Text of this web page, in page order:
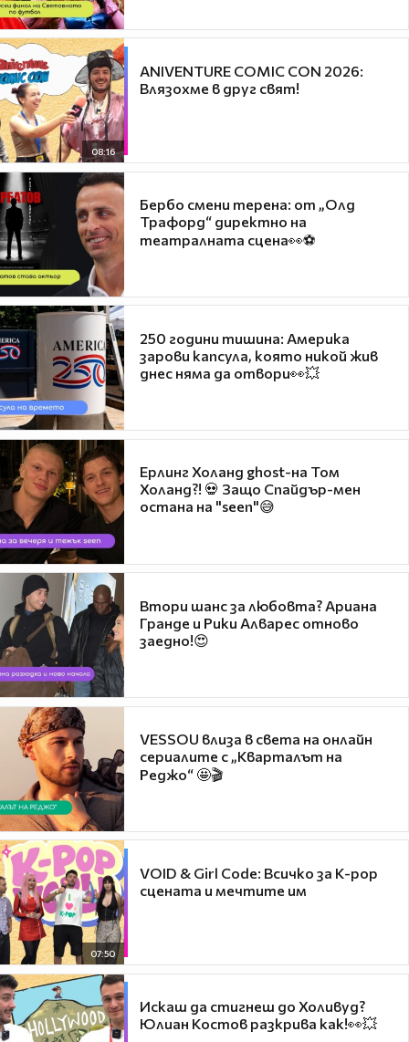
08:16
ANIVENTURE COMIC CON 2026:
Влязохме в друг свят!
Бербо смени терена: от „Олд
Трафорд“ директно на
театралната сцена👀⚽
250 години тишина: Америка
зарови капсула, която никой жив
днес няма да отвори👀💥
Ерлинг Холанд ghost-на Том
Холанд?! 💀 Защо Спайдър-мен
остана на "seen"😅
Втори шанс за любовта? Ариана
Гранде и Рики Алварес отново
заедно!😍
VESSOU влиза в света на онлайн
сериалите с „Кварталът на
Реджо“ 🤩🎬
07:50
VOID & Girl Code: Всичко за K-pop
сцената и мечтите им
Искаш да стигнеш до Холивуд?
Юлиан Костов разкрива как!👀💥